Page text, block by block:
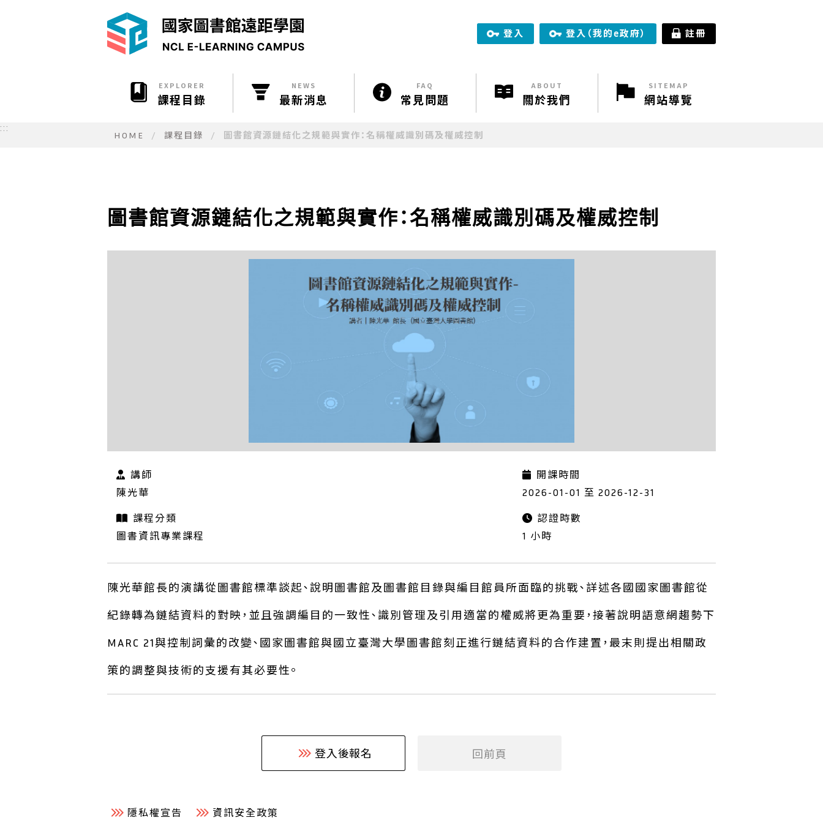
登入 登入（我的e政府） 註冊
explorer
課程目錄
news
最新消息
faq
常見問題
about
關於我們
sitemap
網站導覽
:::
HOME 課程目錄 圖書館資源鏈結化之規範與實作：名稱權威識別碼及權威控制
圖書館資源鏈結化之規範與實作：名稱權威識別碼及權威控制
講師
陳光華
課程分類
圖書資訊專業課程
開課時間
2026-01-01 至 2026-12-31
認證時數
1 小時
陳光華館長的演講從圖書館標準談起、說明圖書館及圖書館目錄與編目館員所面臨的挑戰、詳述各國國家圖書館從
紀錄轉為鏈結資料的對映，並且強調編目的一致性、識別管理及引用適當的權威將更為重要，接著說明語意網趨勢下
MARC 21與控制詞彙的改變、國家圖書館與國立臺灣大學圖書館刻正進行鏈結資料的合作建置，最末則提出相關政
策的調整與技術的支援有其必要性。
登入後報名 回前頁
隱私權宣告 資訊安全政策